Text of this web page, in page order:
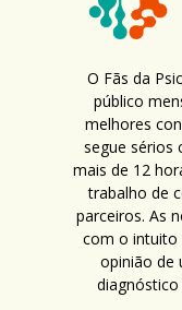
O Fãs da
público
melhores
segue sérios
mais de 12
trabalho de
parceiros. As
com o intuito
opinião de